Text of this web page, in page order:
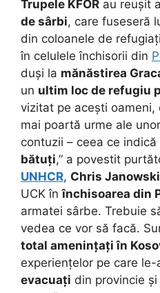
Trupele KFOR au reușit
de sârbi, care fuseseră
din coloanele de
în celulele închisorii din
duși la mănăstirea
un ultim loc de refugiu
vizitat pe acești oameni,
mai poartă urme ale
contuzii – ceea ce
bătuți,” a povestit
UNHCR, Chris Janowski
UCK înînchisoarea din
armatei sârbe. Trebuie
vedea ce vor să facă.
total amenințați în
experiențelor pe care
evacuați din provincie și